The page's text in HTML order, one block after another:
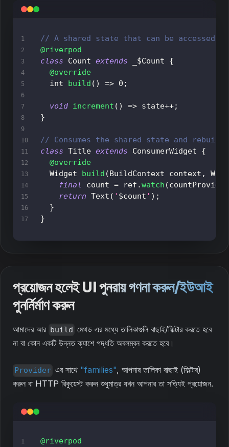
// A shared state that can be accessed
@riverpod
class
Count extends _$Count
{
@override
  int
build ( ) => 0 ;
void increment ( ) => state++;
}
// Consumes the shared state and rebuild
class Title extends ConsumerWidget
{
@override
Widget
build (BuildContext context ,
final
count = ref .watch (countProvider
return Text ( ' $count ' ) ;
}
}
প্রয়োজন হলেই UI পুনরায় গণনা করুন/ইউআই
পুনর্নির্মাণ করুন
আমাদের আর build মেথড এর মধ্যে তালিকাগুলি বাছাই/ফিল্টার করতে হবে
না বা কোন একটি উন্নত ক্যাশে পদ্ধতি অবলম্বন করতে হবে।
Provider এর সাথে "families", আপনার তালিকা বাছাই (ফিল্টার)
করুন বা HTTP রিকুয়েস্ট করুন শুধুমাত্র যখন আপনার তা সত্যিই প্রয়োজন.
@riverpod